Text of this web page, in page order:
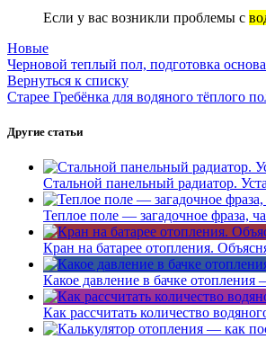
Если у вас возникли проблемы с
Новые
Черновой теплый пол, подготовка
Вернуться к списку
Старее Гребёнка для водяного тёплого
Другие статьи
Стальной панельный радиатор.
Теплое поле — загадочное фраза,
Кран на батарее отопления.
Какое давление в бачке
Как рассчитать количество